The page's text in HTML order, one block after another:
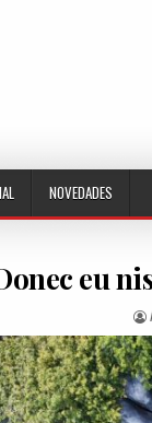
NOVEDADES
eu